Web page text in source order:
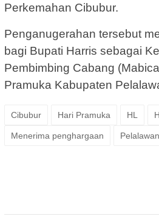
Perkemahan Cibubur.
Penganugerahan tersebut
bagi Bupati Harris sebagai
Pembimbing Cabang
Pramuka Kabupaten
Cibubur Hari Pramuka HL
Menerima penghargaan Pelalawan